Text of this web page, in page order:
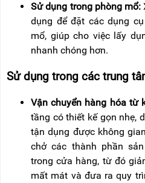
Sử dụng trong phòng mổ:
dụng để đặt các dụng
mổ, giúp cho việc lấy
nhanh chóng hơn.
Sử dụng trong các trung
Vận chuyển hàng hóa từ
tầng có thiết kế gọn nhẹ,
tận dụng được không
chở các thành phần
trong cửa hàng, từ đó
mất mát và đưa ra quy